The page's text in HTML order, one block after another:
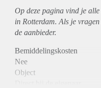
Op deze pagina vind je
in Rotterdam. Als je
de aanbieder.
Bemiddelingskosten
Nee
Object